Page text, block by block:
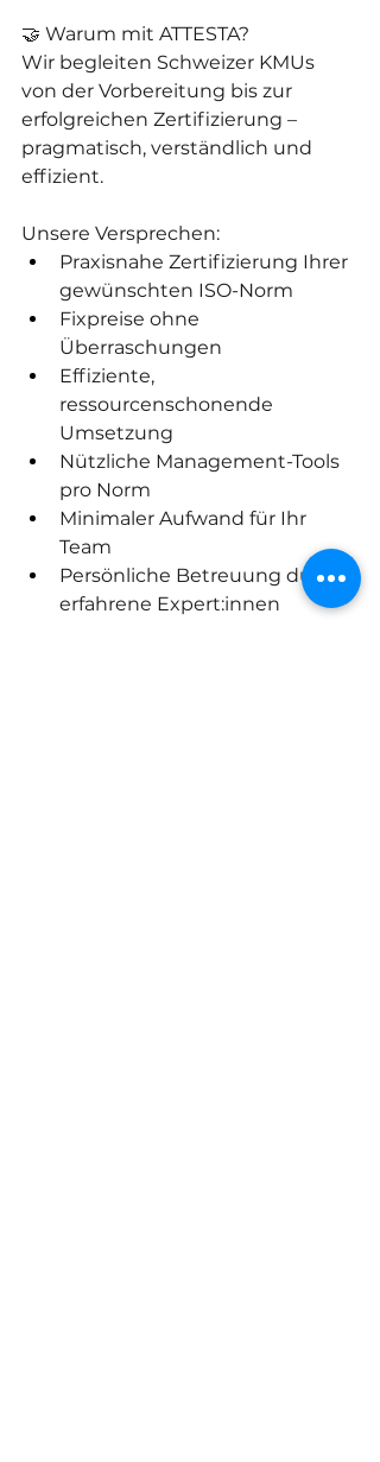
🤝 Warum mit ATTESTA?
Wir begleiten Schweizer KMUs
von der Vorbereitung bis zur
erfolgreichen Zertifizierung –
pragmatisch, verständlich und
effizient.
Unsere Versprechen:
Praxisnahe Zertifizierung Ihrer
gewünschten ISO-Norm
Fixpreise ohne
Überraschungen
Effiziente,
ressourcenschonende
Umsetzung
Nützliche Management-Tools
pro Norm
Minimaler Aufwand für Ihr
Team
Persönliche Betreuung durch
erfahrene Expert:innen